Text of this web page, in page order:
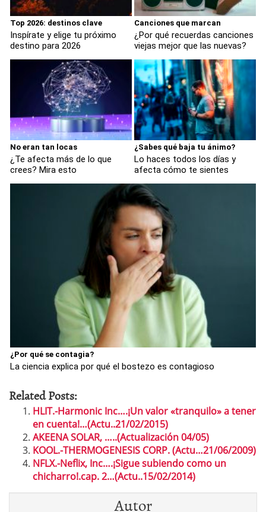
Top 2026: destinos clave
Inspírate y elige tu próximo
destino para 2026
Canciones que marcan
¿Por qué recuerdas canciones
viejas mejor que las nuevas?
No eran tan locas
¿Te afecta más de lo que
crees? Mira esto
¿Sabes qué baja tu ánimo?
Lo haces todos los días y
afecta cómo te sientes
¿Por qué se contagia?
La ciencia explica por qué el bostezo es contagioso
Related Posts:
HLIT.-Harmonic Inc….¡Un valor «tranquilo» a tener
en cuenta!…(Actu..21/02/2015)
AKEENA SOLAR, …..(Actualización 04/05)
KOOL.-THERMOGENESIS CORP. (Actu…21/06/2009)
NFLX.-Neflix, Inc….¡Sigue subiendo como un
chicharro!.cap. 2…(Actu..15/02/2014)
Autor